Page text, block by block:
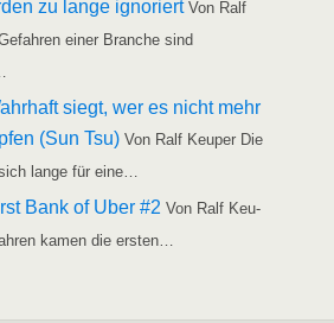
zu lan­ge igno­riert Von Ralf
einer Bran­che sind
siegt, wer es nicht mehr
(Sun Tsu) Von Ralf Keu­per Die
lan­ge für eine…
Bank of Uber #2 Von Ralf Keu­
kamen die ersten…